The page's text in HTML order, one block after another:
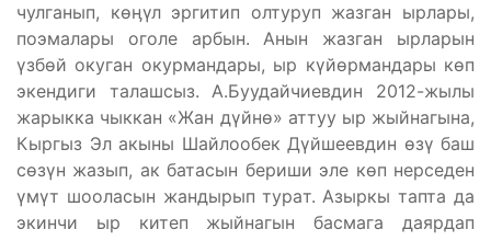
чулганып, көӊүл эргитип олтуруп жазган ырлары,
поэмалары оголе арбын. Анын жазган ырларын
үзбөй окуган окурмандары, ыр күйөрмандары көп
экендиги талашсыз. А.Буудайчиевдин 2012-жылы
жарыкка чыккан «Жан дүйнө» аттуу ыр жыйнагына,
Кыргыз Эл акыны Шайлообек Дүйшеевдин өзү баш
сөзүн жазып, ак батасын бериши эле көп нерседен
үмүт шооласын жандырып турат. Азыркы тапта да
экинчи ыр китеп жыйнагын басмага даярдап